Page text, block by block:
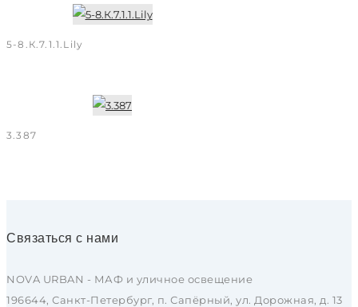
5-8.К.7.1.1.Lily
3.387
Связаться с нами
NOVA URBAN - МАФ и уличное освещение
196644, Санкт-Петербург, п. Сапёрный, ул. Дорожная, д. 13